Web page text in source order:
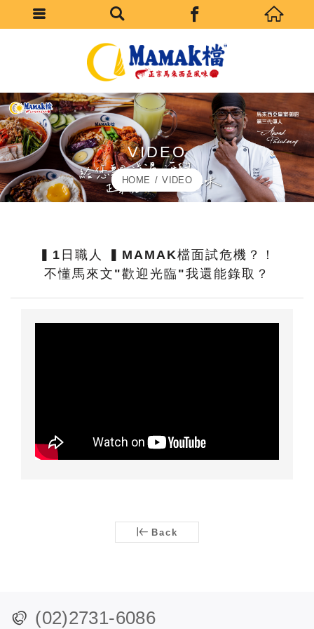
VIDEO
HOME VIDEO
▍1日職人 ▍MAMAK檔面試危機？！
不懂馬來文"歡迎光臨"我還能錄取？
Back
(02)2731-6086